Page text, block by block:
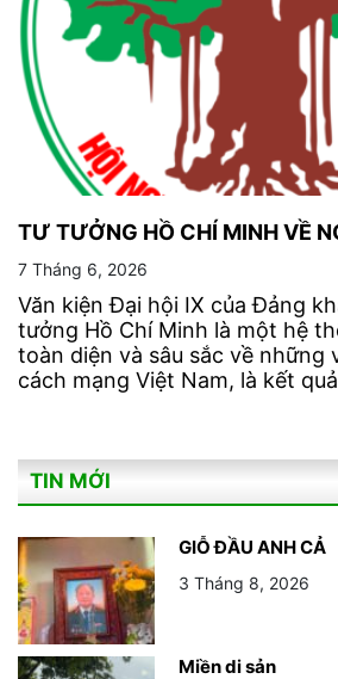
TƯ TƯỞNG HỒ CHÍ MINH VỀ
7 Tháng 6, 2026
Văn kiện Đại hội IX của Đảng
tưởng Hồ Chí Minh là một hệ
toàn diện và sâu sắc về những
cách mạng Việt Nam, là kết
TIN MỚI
GIỖ ĐẦU ANH CẢ
3 Tháng 8, 2026
Miền di sản